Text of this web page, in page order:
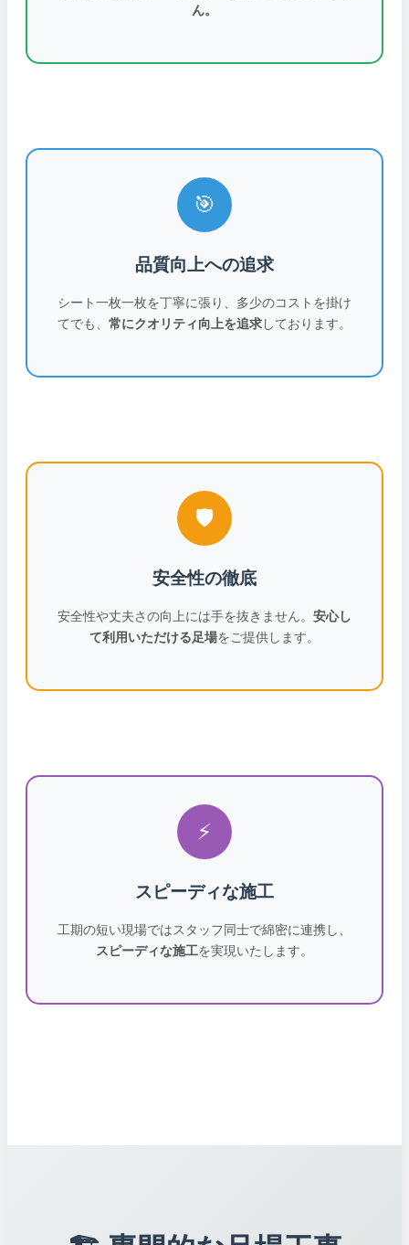
ん。
🎯
品質向上への追求
シート一枚一枚を丁寧に張り、多少のコストを掛け
てでも、 常にクオリティ向上を追求しております。
🛡️
安全性の徹底
安全性や丈夫さの向上には手を抜きません。 安心し
て利用いただける足場をご提供します。
⚡
スピーディな施工
工期の短い現場ではスタッフ同士で綿密に連携し、
スピーディな施工を実現いたします。